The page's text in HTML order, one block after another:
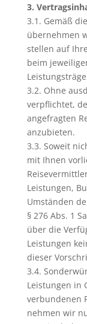
3.
3.1. Gemäß
übernehmen
stellen auf
beim
3.2. Ohne
verpflichtet,
angefragten
anzubieten.
3.3. Soweit
mit Ihnen
Leistungen,
Umständen
§ 276 Abs. 1
über die
Leistungen
dieser
3.4.
Leistungen in
verbundenen
nehmen wir